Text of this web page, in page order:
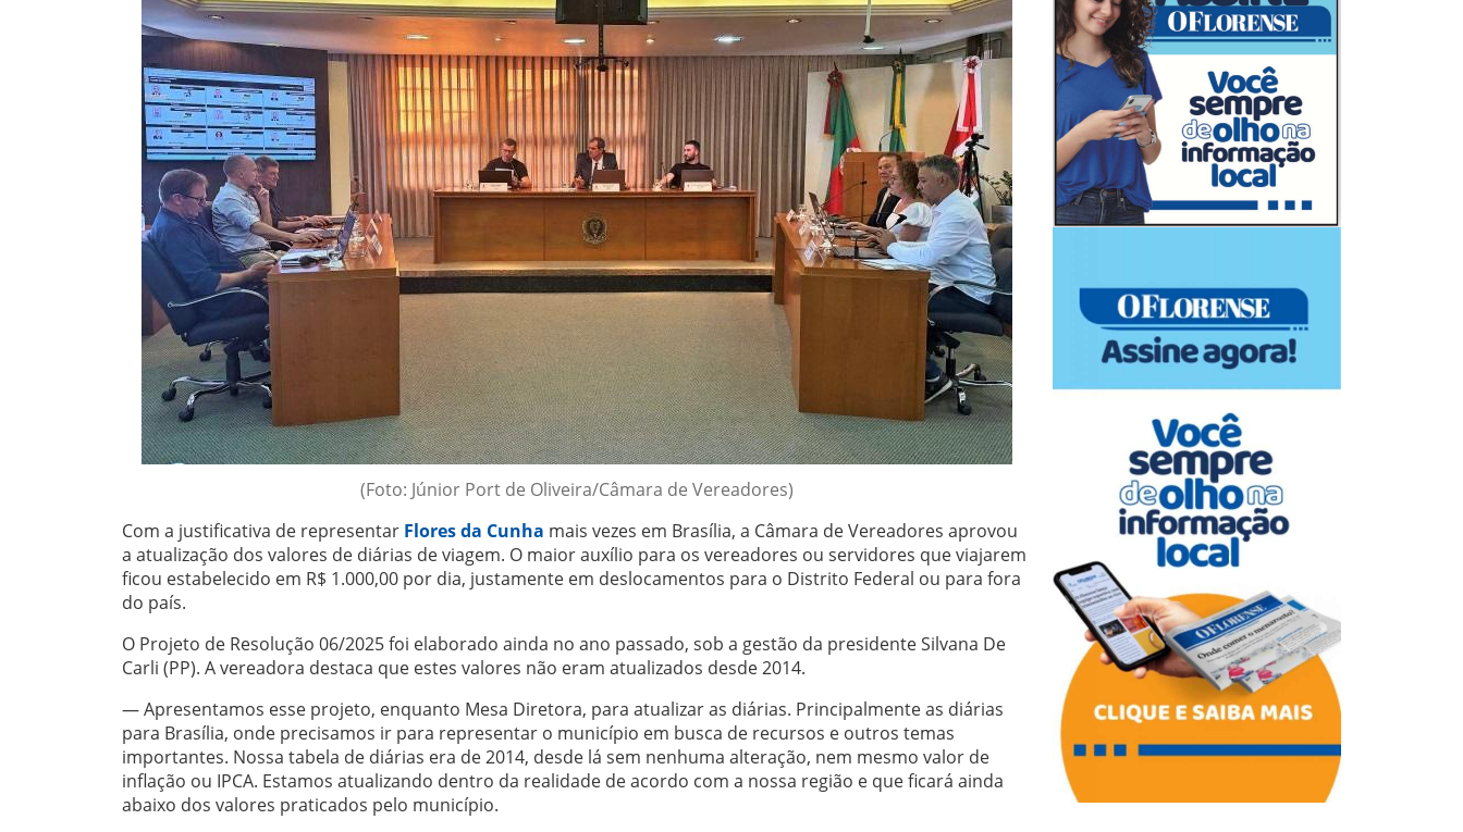
(Foto: Júnior Port de Oliveira/Câmara de Vereadores)
Com a justificativa de representar Flores da Cunha mais vezes em Brasília, a Câmara de Vereadores aprovou
a atualização dos valores de diárias de viagem. O maior auxílio para os vereadores ou servidores que viajarem
ficou estabelecido em R$ 1.000,00 por dia, justamente em deslocamentos para o Distrito Federal ou para fora
do país.
O Projeto de Resolução 06/2025 foi elaborado ainda no ano passado, sob a gestão da presidente Silvana De
Carli (PP). A vereadora destaca que estes valores não eram atualizados desde 2014.
— Apresentamos esse projeto, enquanto Mesa Diretora, para atualizar as diárias. Principalmente as diárias
para Brasília, onde precisamos ir para representar o município em busca de recursos e outros temas
importantes. Nossa tabela de diárias era de 2014, desde lá sem nenhuma alteração, nem mesmo valor de
inflação ou IPCA. Estamos atualizando dentro da realidade de acordo com a nossa região e que ficará ainda
abaixo dos valores praticados pelo município.